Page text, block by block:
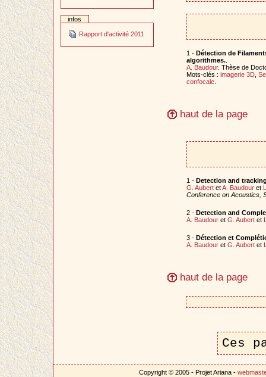
infos
Rapport d'activité 2011
1 - Détection de
algorithmes..
A. Baudour. Thèse de
Mots-clés : imagerie 3D,
confocale.
haut de la page
1 - Detection and
G. AubertetA. Baudouret
Conference on Acoustics,
2 - Detection and
A. Baudouret G. Aubertet
3 - Détection et
A. Baudouret G. Aubertet
haut de la page
Ces
Copyright © 2005 - Projet Ariana -